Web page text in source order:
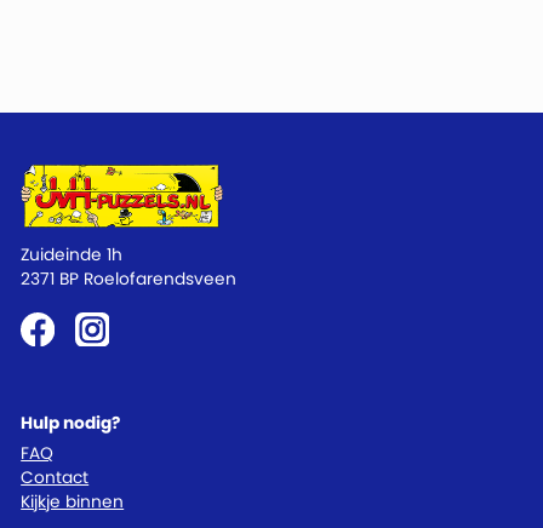
Hulp nodig?
FAQ
Contact
Kijkje binnen
Zuideinde 1h
2371 BP Roelofarendsveen